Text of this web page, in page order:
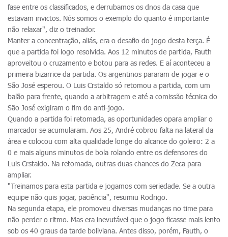
fase entre os classificados, e derrubamos os dnos da casa que
estavam invictos. Nós somos o exemplo do quanto é importante
não relaxar", diz o treinador.
Manter a concentração, aliás, era o desafio do jogo desta terça. É
que a partida foi logo resolvida. Aos 12 minutos de partida, Fauth
aproveitou o cruzamento e botou para as redes. E aí aconteceu a
primeira bizarrice da partida. Os argentinos pararam de jogar e o
São José esperou. O Luis Crstaldo só retomou a partida, com um
balão para frente, quando a arbitragem e até a comissão técnica do
São José exigiram o fim do anti-jogo.
Quando a partida foi retomada, as oportunidades opara ampliar o
marcador se acumularam. Aos 25, André cobrou falta na lateral da
área e colocou com alta qualidade longe do alcance do goleiro: 2 a
0 e mais alguns minutos de bola rolando entre os defensores do
Luis Crstaldo. Na retomada, outras duas chances do Zeca para
ampliar.
"Treinamos para esta partida e jogamos com seriedade. Se a outra
equipe não quis jogar, paciência", resumiu Rodrigo.
Na segunda etapa, ele promoveu diversas mudanças no time para
não perder o ritmo. Mas era inevutável que o jogo ficasse mais lento
sob os 40 graus da tarde boliviana. Antes disso, porém, Fauth, o